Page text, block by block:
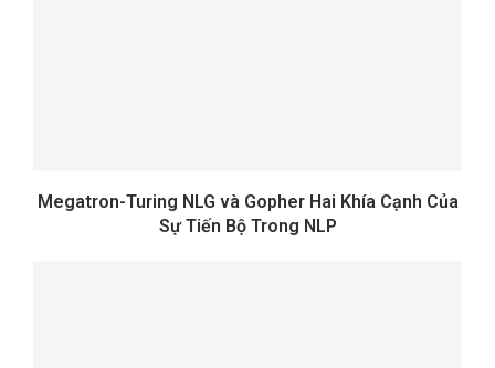
Megatron-Turing NLG và Gopher Hai Khía Cạnh Của
Sự Tiến Bộ Trong NLP